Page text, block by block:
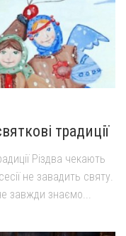
традиції
Різдва чекають
не завадить святу.
завжди знаємо...